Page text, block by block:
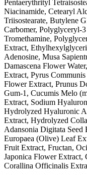
Pentaerythrityl
Niacinamide, Cetearyl
Triisostearate, Butylene
Carbomer, Polyglyceryl-
Tromethamine,
Extract,
Adenosine, Musa
Damascena Flower
Extract, Pyrus
Flower Extract, Prunus
Gum-1, Cucumis Melo
Extract, Sodium
Hydrolyzed Hyaluronic
Extract, Hydrolyzed
Adansonia Digitata Seed
Europaea (Olive) Leaf
Fruit Extract, Fructan,
Japonica Flower Extract,
Corallina Officinalis